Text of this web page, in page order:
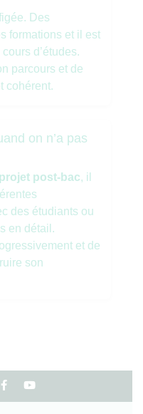
Des
formations et il est
d’études.
parcours et de
cohérent.
on n’a pas
projet post-bac, il
des étudiants ou
en détail.
et de
son